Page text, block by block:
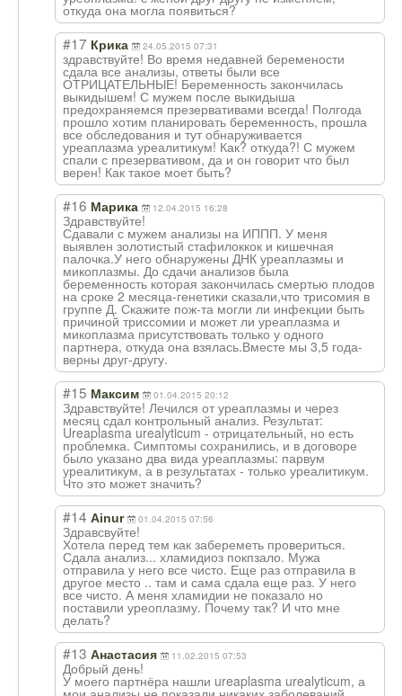
откуда она могла появиться?
#17 Крика 24.05.2015 07:31
здравствуйте! Во время недавней беремености
сдала все анализы, ответы были все
ОТРИЦАТЕЛЬНЫЕ! Беременность закончилась
выкидышем! С мужем после выкидыша
предохраняемся презервативами всегда! Полгода
прошло хотим планировать беременность, прошла
все обследования и тут обнаруживается
уреаплазма уреалитикум! Как? откуда?! С мужем
спали с презервативом, да и он говорит что был
верен! Как такое моет быть?
#16 Марика 12.04.2015 16:28
Здравствуйте!
Сдавали с мужем анализы на ИППП. У меня
выявлен золотистый стафилоккок и кишечная
палочка.У него обнаружены ДНК уреаплазмы и
микоплазмы. До сдачи анализов была
беременность которая закончилась смертью плодов
на сроке 2 месяца-генетики сказали,что трисомия в
группе Д. Скажите пож-та могли ли инфекции быть
причиной триссомии и может ли уреаплазма и
микоплазма присутствовать только у одного
партнера, откуда она взялась.Вместе мы 3,5 года-
верны друг-другу.
#15 Максим 01.04.2015 20:12
Здравствуйте! Лечился от уреаплазмы и через
месяц сдал контрольный анализ. Результат:
Ureaplasma urealyticum - отрицательный, но есть
проблемка. Симптомы сохранились, и в договоре
было указано два вида уреаплазмы: парвум
уреалитикум, а в результатах - только уреалитикум.
Что это может значить?
#14 Ainur 01.04.2015 07:56
Здравсвуйте!
Хотела перед тем как забереметь провериться.
Сдала анализ... хламидиоз покпзало. Мужа
отправила у него все чисто. Еще раз отправила в
другое место .. там и сама сдала еще раз. У него
все чисто. А меня хламидии не показало но
поставили уреоплазму. Почему так? И что мне
делать?
#13 Анастасия 11.02.2015 07:53
Добрый день!
У моего партнёра нашли ureaplasma urealyticum, а